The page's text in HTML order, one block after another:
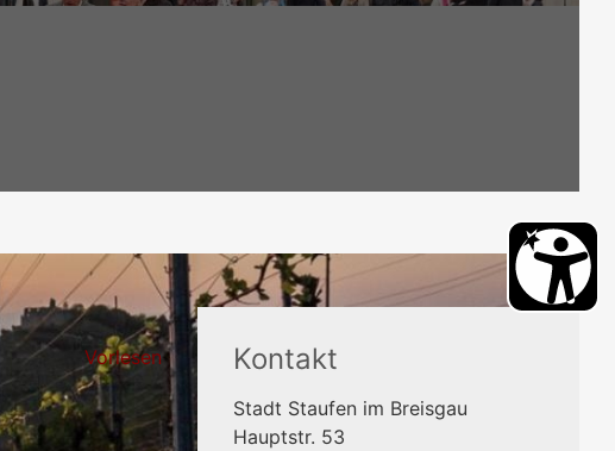
Vorlesen Kontakt
Stadt Staufen im Breisgau
Hauptstr. 53